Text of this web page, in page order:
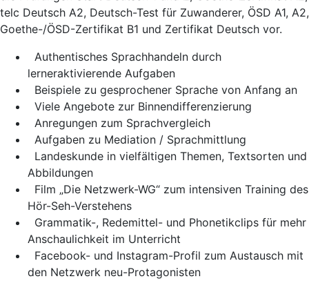
telc Deutsch A2, Deutsch-Test für Zuwanderer, ÖSD A1, A2,
Goethe-/ÖSD-Zertifikat B1 und Zertifikat Deutsch vor.
Authentisches Sprachhandeln durch
lerneraktivierende Aufgaben
Beispiele zu gesprochener Sprache von Anfang an
Viele Angebote zur Binnendifferenzierung
Anregungen zum Sprachvergleich
Aufgaben zu Mediation / Sprachmittlung
Landeskunde in vielfältigen Themen, Textsorten und
Abbildungen
Film „Die Netzwerk-WG“ zum intensiven Training des
Hör-Seh-Verstehens
Grammatik-, Redemittel- und Phonetikclips für mehr
Anschaulichkeit im Unterricht
Facebook- und Instagram-Profil zum Austausch mit
den Netzwerk neu-Protagonisten